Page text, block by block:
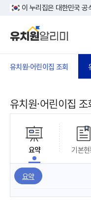
이 누리집은 대한민국 공
유치원·어린이집 조회
유치원·어린이집 조
요약 기본
요약